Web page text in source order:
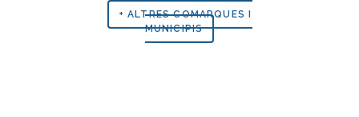
+ ALTRES COMARQUES I
MUNICIPIS